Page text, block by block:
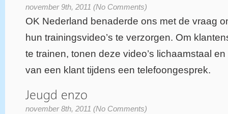
november 9th, 2011 (No Comments)
OK Nederland benaderde ons met de vraag
hun trainingsvideo’s te verzorgen. Om
te trainen, tonen deze video’s lichaamstaal
van een klant tijdens een telefoongesprek.
november 8th, 2011 (No Comments)